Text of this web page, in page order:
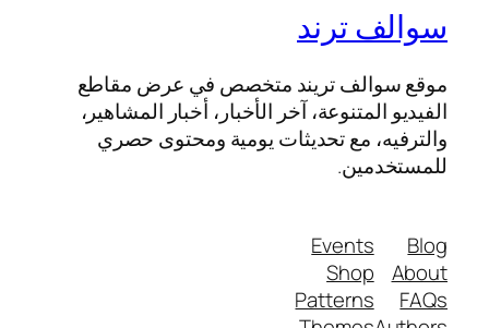
سوالف ترند
موقع سوالف تريند متخصص في عرض مقاطع
الفيديو المتنوعة، آخر الأخبار، أخبار المشاهير،
والترفيه، مع تحديثات يومية ومحتوى حصري
للمستخدمين.
Blog
About
FAQs
Events
Shop
Patterns